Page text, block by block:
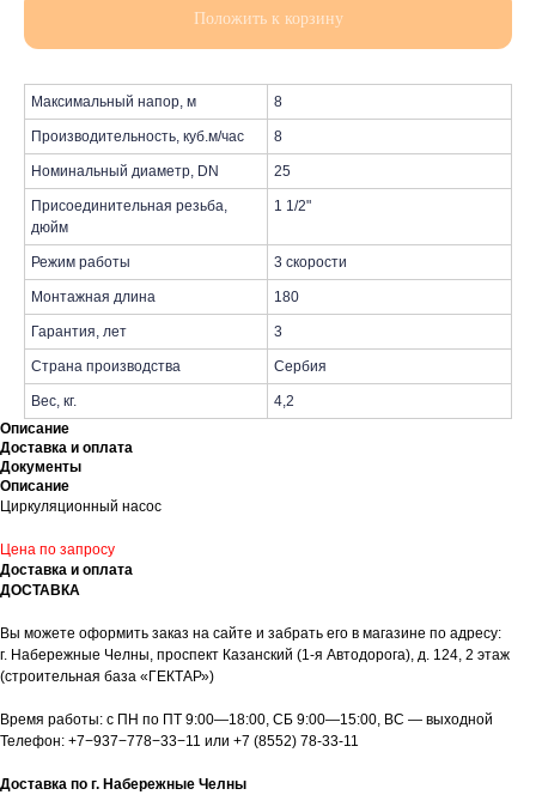
Положить к корзину
Максимальный напор, м 8
Производительность, куб.м/час 8
Номинальный диаметр, DN 25
Присоединительная резьба,
дюйм
1 1/2"
Режим работы 3 скорости
Монтажная длина 180
Гарантия, лет 3
Страна производства Сербия
Вес, кг.
4,2
Описание
Доставка и оплата
Документы
Описание
Циркуляционный насос
Цена по запросу
Доставка и оплата
ДОСТАВКА
Вы можете оформить заказ на сайте и забрать его в магазине по адресу:
г. Набережные Челны, проспект Казанский (1-я Автодорога), д. 124, 2 этаж
(строительная база «ГЕКТАР»)
Время работы: с ПН по ПТ 9:00—18:00, СБ 9:00—15:00, ВС — выходной
Телефон: +7−937−778−33−11 или +7 (8552) 78-33-11
Доставка по г. Набережные Челны